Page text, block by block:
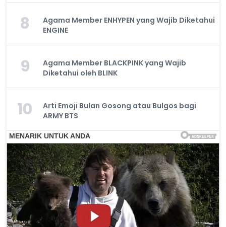
8
Agama Member ENHYPEN yang Wajib Diketahui
ENGINE
9
Agama Member BLACKPINK yang Wajib
Diketahui oleh BLINK
10
Arti Emoji Bulan Gosong atau Bulgos bagi
ARMY BTS